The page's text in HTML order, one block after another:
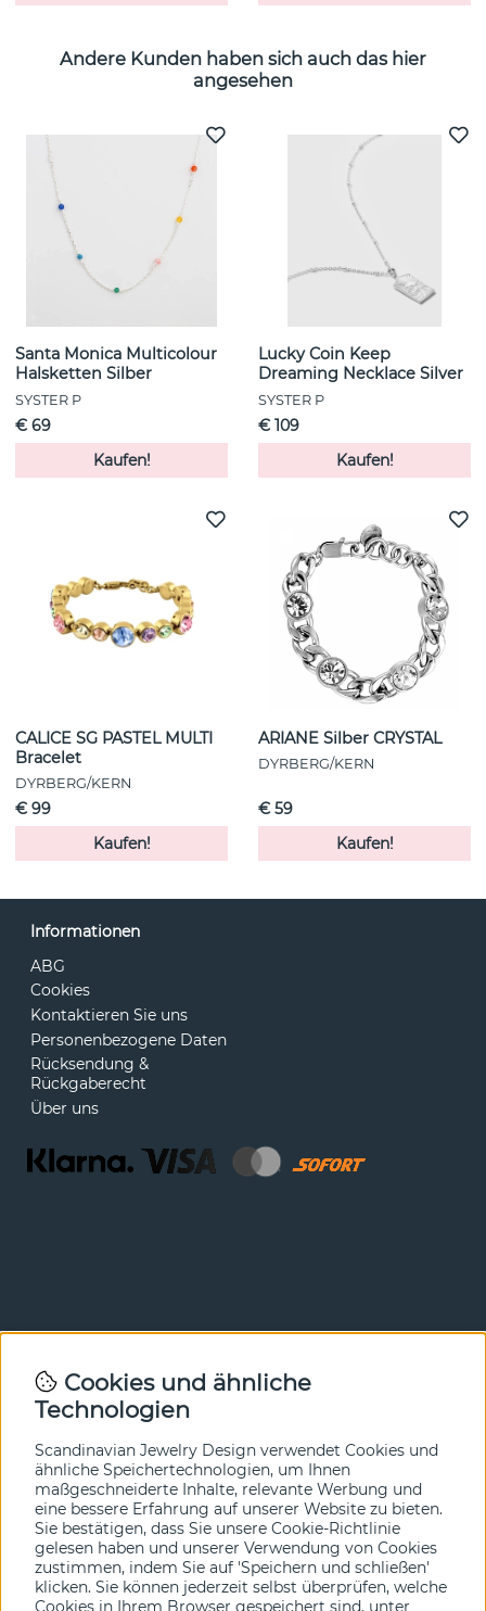
Andere Kunden haben sich auch das hier
angesehen
Santa Monica Multicolour
Halsketten Silber
SYSTER P
€ 69
Kaufen!
Lucky Coin Keep
Dreaming Necklace Silver
SYSTER P
€ 109
Kaufen!
CALICE SG PASTEL MULTI
Bracelet
DYRBERG/KERN
€ 99
Kaufen!
ARIANE Silber CRYSTAL
DYRBERG/KERN
€ 59
Kaufen!
Informationen
ABG
Cookies
Kontaktieren Sie uns
Personenbezogene Daten
Rücksendung &
Rückgaberecht
Über uns
Newsletter
In unserem Newsletter erfahren Sie vor allen anderen
hier an.
Ja bitte!
Cookies und ähnliche
Technologien
Scandinavian Jewelry Design verwendet Cookies und
ähnliche Speichertechnologien, um Ihnen
maßgeschneiderte Inhalte, relevante Werbung und
eine bessere Erfahrung auf unserer Website zu bieten.
Sie bestätigen, dass Sie unsere Cookie-Richtlinie
gelesen haben und unserer Verwendung von Cookies
zustimmen, indem Sie auf 'Speichern und schließen'
klicken. Sie können jederzeit selbst überprüfen, welche
Cookies in Ihrem Browser gespeichert sind, unter